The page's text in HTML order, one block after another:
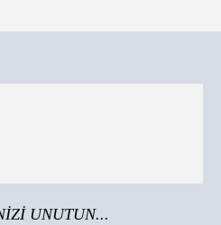
UNUTUN...